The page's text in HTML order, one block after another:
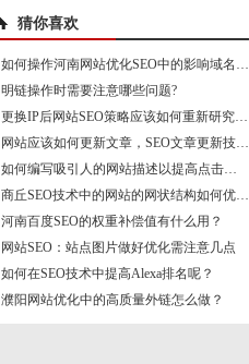
猜你喜欢
如何操作河南网站优化SEO中的影响域名因素?
明链操作时需要注意哪些问题?
更换IP后网站SEO策略应该如何重新研究和实施？
网站应该如何更新文章，SEO文章更新技巧大全
如何编写吸引人的网站描述以提高点击率？
商丘SEO技术中的网站的网状结构如何优化才能更符合SEO规则？
河南百度SEO的权重补偿值有什么用？
网站SEO：站点图片做好优化需注意几点
如何在SEO技术中提高Alexa排名呢？
濮阳网站优化中的高质量外链怎么做？